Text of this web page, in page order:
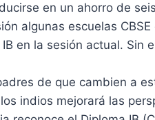
en un ahorro de
algunas escuelas
en la sesión actual.
de que cambien a
indios mejorará las